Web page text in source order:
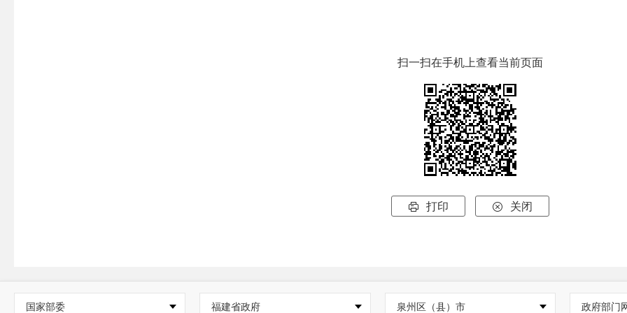
扫一扫在手机上查看当前页面
 打印  关闭
国家部委 福建省政府 泉州区（县）市 政府部门